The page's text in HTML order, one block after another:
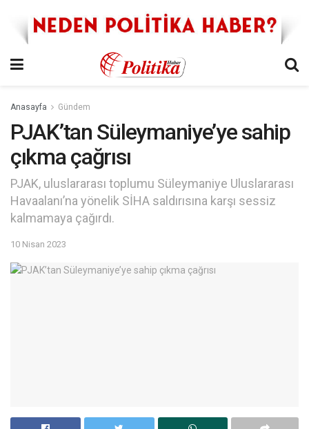
Anasayfa Gündem
PJAK’tan Süleymaniye’ye sahip
çıkma çağrısı
PJAK, uluslararası toplumu Süleymaniye Uluslararası
Havaalanı’na yönelik SİHA saldırısına karşı sessiz
kalmamaya çağırdı.
10 Nisan 2023